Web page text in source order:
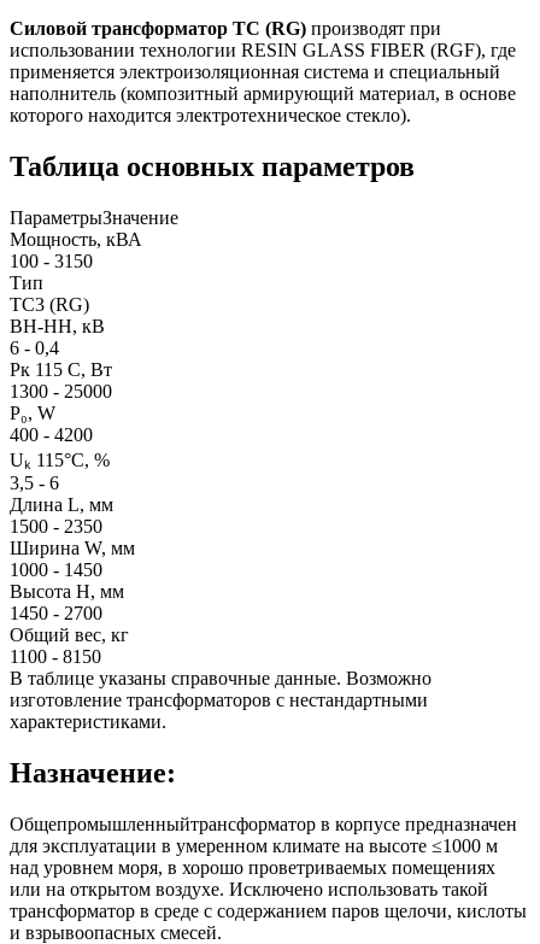
Силовой трансформатор ТС (RG) производят при
использовании технологии RESIN GLASS FIBER (RGF), где
применяется электроизоляционная система и специальный
наполнитель (композитный армирующий материал, в основе
которого находится электротехническое стекло).
Таблица основных параметров
ПараметрыЗначение
Мощность, кВА
100 - 3150
Тип
TC3 (RG)
ВН-НН, кВ
6 - 0,4
Рк 115 С, Вт
1300 - 25000
P₀, W
400 - 4200
Uₖ 115°C, %
3,5 - 6
Длина L, мм
1500 - 2350
Ширина W, мм
1000 - 1450
Высота H, мм
1450 - 2700
Общий вес, кг
1100 - 8150
В таблице указаны справочные данные. Возможно
изготовление трансформаторов с нестандартными
характеристиками.
Назначение:
Общепромышленныйтрансформатор в корпусе предназначен
для эксплуатации в умеренном климате на высоте ≤1000 м
над уровнем моря, в хорошо проветриваемых помещениях
или на открытом воздухе. Исключено использовать такой
трансформатор в среде с содержанием паров щелочи, кислоты
и взрывоопасных смесей.